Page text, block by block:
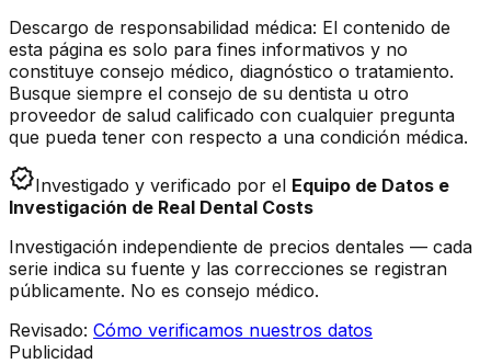
Descargo de responsabilidad médica: El contenido de
esta página es solo para fines informativos y no
constituye consejo médico, diagnóstico o tratamiento.
Busque siempre el consejo de su dentista u otro
proveedor de salud calificado con cualquier pregunta
que pueda tener con respecto a una condición médica.
verifiedInvestigado y verificado por el Equipo de Datos e
Investigación de Real Dental Costs
Investigación independiente de precios dentales — cada
serie indica su fuente y las correcciones se registran
públicamente. No es consejo médico.
Revisado: Cómo verificamos nuestros datos
Publicidad